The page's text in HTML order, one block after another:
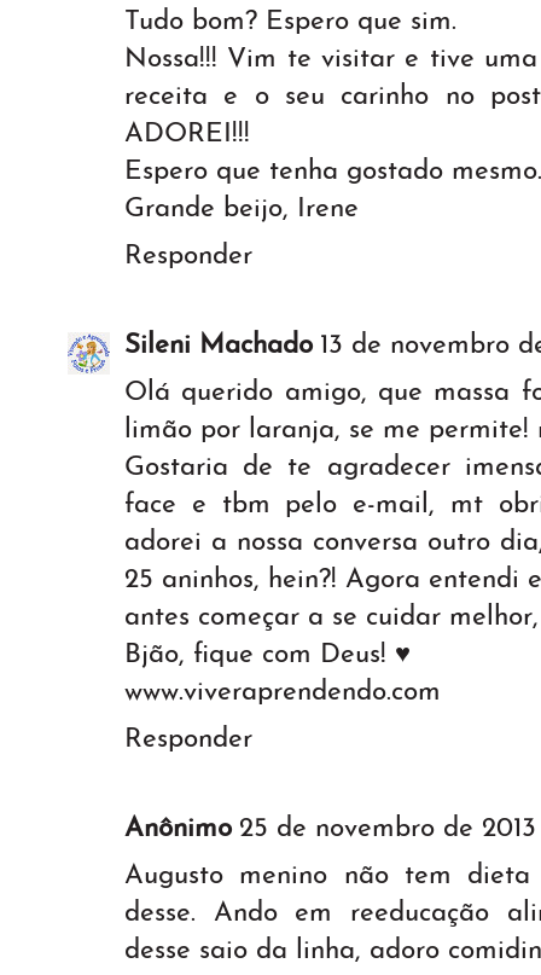
Tudo bom? Espero que sim.
Nossa!!! Vim te visitar e tive
receita e o seu carinho no
ADOREI!!!
Espero que tenha gostado
Grande beijo, Irene
Responder
Sileni Machado 13 de novembro
Olá querido amigo, que massa
limão por laranja, se me permite!
Gostaria de te agradecer
face e tbm pelo e-mail, mt
adorei a nossa conversa outro
25 aninhos, hein?! Agora entendi
antes começar a se cuidar
Bjão, fique com Deus! ♥
www.viveraprendendo.com
Responder
Anônimo 25 de novembro de
Augusto menino não tem
desse. Ando em reeducação
desse saio da linha, adoro